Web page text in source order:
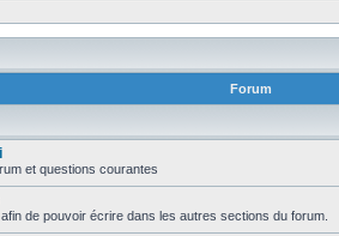
Forum
et questions courantes
de pouvoir écrire dans les autres sections du forum.